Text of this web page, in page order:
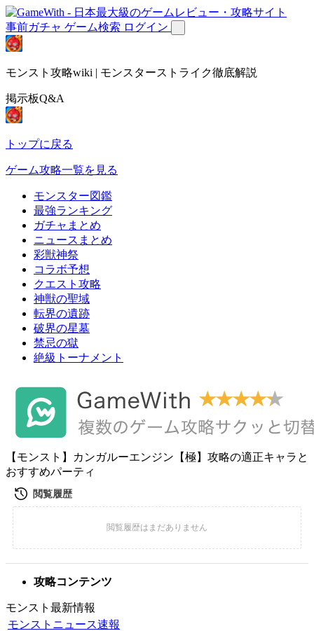
事前ガチャ ゲーム検索 ログイン
モンスト攻略wiki | モンスターストライク徹底解説
掲示板Q&A
トップに戻る
ゲーム攻略一覧を見る
モンスター図鑑
最強ランキング
ガチャまとめ
ニュースまとめ
彩獣神祭
コラボ予想
クエスト攻略
神獣の聖域
転界の遺跡
破界の星墓
禁忌の獄
絶級トーナメント
【モンスト】カンガルーエンジン【極】攻略の適正キャラと
おすすめパーティ
攻略コンテンツ
モンスト最新情報
モンストニュース速報